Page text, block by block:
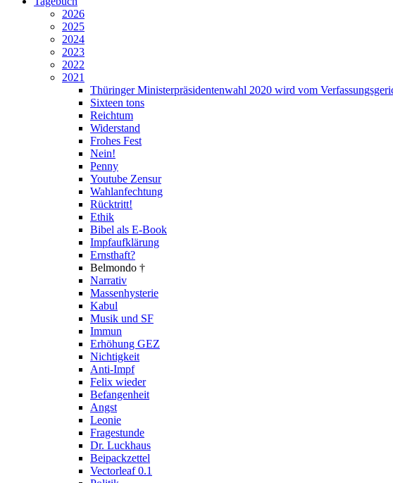
2026
2025
2024
2023
2022
2021
Thüringer Ministerpräsidentenwahl 2020 wird vom
Sixteen tons
Reichtum
Widerstand
Frohes Fest
Nein!
Penny
Youtube Zensur
Wahlanfechtung
Rücktritt!
Ethik
Bibel als E-Book
Impfaufklärung
Ernsthaft?
Belmondo †
Narrativ
Massenhysterie
Kabul
Musik und SF
Immun
Erhöhung GEZ
Nichtigkeit
Anti-Impf
Felix wieder
Befangenheit
Angst
Leonie
Fragestunde
Dr. Luckhaus
Beipackzettel
Vectorleaf 0.1